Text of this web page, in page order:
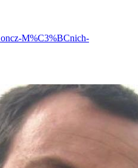
M%C3%BCnich-